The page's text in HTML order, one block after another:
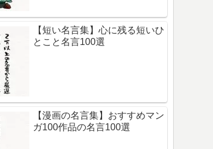
【短い名言集】心に残る短いひ
とこと名言100選
【漫画の名言集】おすすめマン
ガ100作品の名言100選